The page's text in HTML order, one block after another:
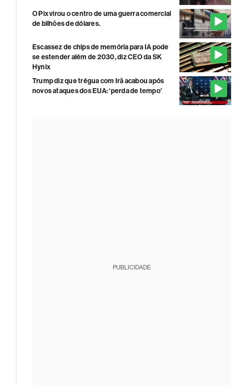
O Pix virou o centro de uma guerra comercial
de bilhões de dólares.
Escassez de chips de memória para IA pode
se estender além de 2030, diz CEO da SK
Hynix
Trump diz que trégua com Irã acabou após
novos ataques dos EUA: ‘perda de tempo'
PUBLICIDADE